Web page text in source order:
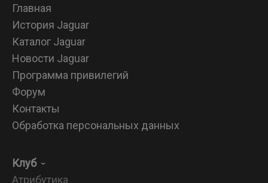
Главная
История Jaguar
Каталог Jaguar
Новости Jaguar
Программа привилегий
Форум
Контакты
Обработка персональных данных
Клуб
Атрибутика